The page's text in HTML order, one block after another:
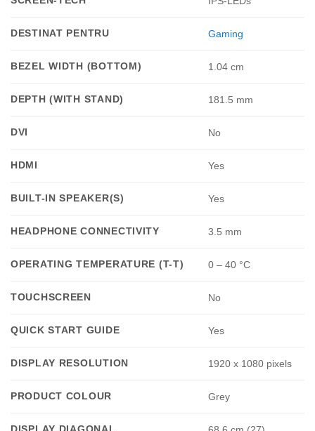
DESTINAT PENTRU Gaming
BEZEL WIDTH (BOTTOM) 1.04 cm
DEPTH (WITH STAND) 181.5 mm
DVI No
HDMI Yes
BUILT-IN SPEAKER(S) Yes
HEADPHONE CONNECTIVITY 3.5 mm
OPERATING TEMPERATURE (T-T) 0 – 40 °C
TOUCHSCREEN No
QUICK START GUIDE Yes
DISPLAY RESOLUTION 1920 x 1080 pixels
PRODUCT COLOUR Grey
DISPLAY DIAGONAL